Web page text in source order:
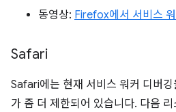
동영상: Firefox에서 서비스
Safari
Safari에는 현재 서비스 워커 디버
가 좀 더 제한되어 있습니다. 다음